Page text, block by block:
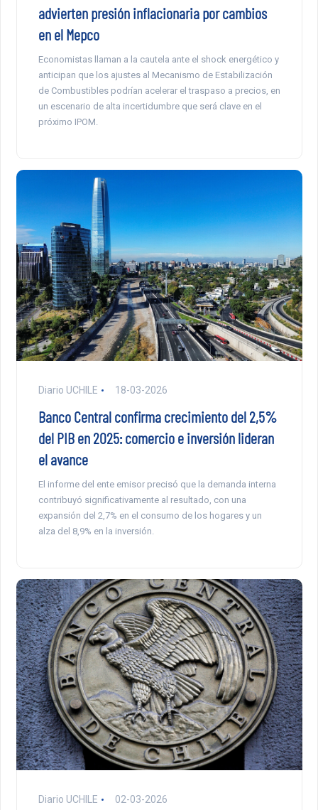
advierten presión inflacionaria por cambios
en el Mepco
Economistas llaman a la cautela ante el shock energético y
anticipan que los ajustes al Mecanismo de Estabilización
de Combustibles podrían acelerar el traspaso a precios, en
un escenario de alta incertidumbre que será clave en el
próximo IPOM.
Diario UCHILE 18-03-2026
Banco Central confirma crecimiento del 2,5%
del PIB en 2025: comercio e inversión lideran
el avance
El informe del ente emisor precisó que la demanda interna
contribuyó significativamente al resultado, con una
expansión del 2,7% en el consumo de los hogares y un
alza del 8,9% en la inversión.
Diario UCHILE 02-03-2026